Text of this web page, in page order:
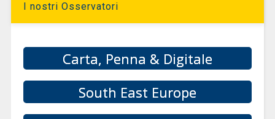
I nostri Osservatori
Carta, Penna & Digitale
South East Europe